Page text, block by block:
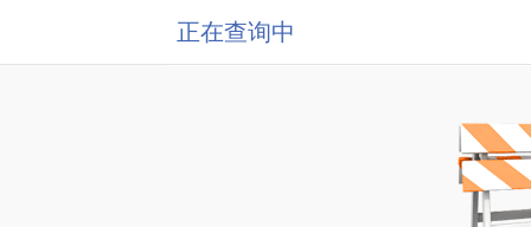
正在查询中